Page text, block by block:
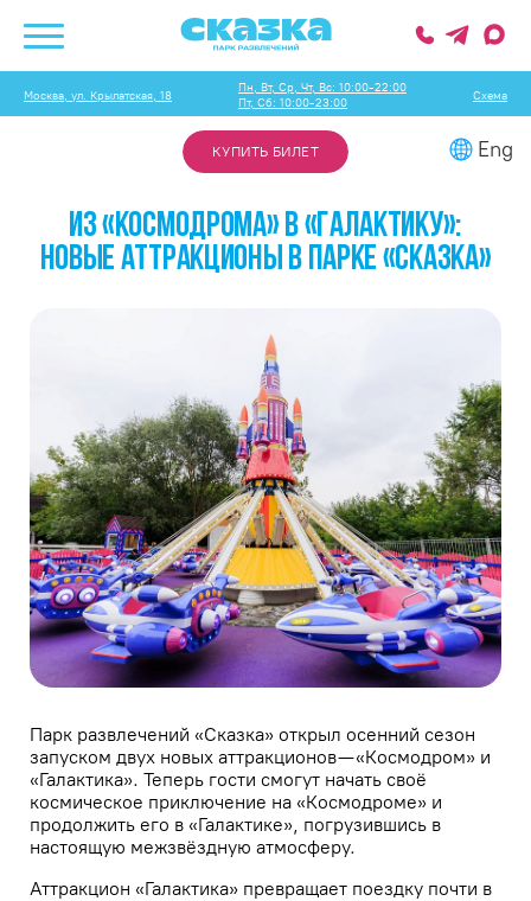
Москва, ул. Крылатская, 18
Пн, Вт, Ср, Чт, Вс: 10:00-22:00
Пт, Сб: 10:00-23:00
Схема
КУПИТЬ БИЛЕТ Eng
ИЗ «КОСМОДРОМА» В «ГАЛАКТИКУ»:
НОВЫЕ АТТРАКЦИОНЫ В ПАРКЕ «СКАЗКА»
Парк развлечений «Сказка» открыл осенний сезон
запуском двух новых аттракционов — «Космодром» и
«Галактика». Теперь гости смогут начать своё
космическое приключение на «Космодроме» и
продолжить его в «Галактике», погрузившись в
настоящую межзвёздную атмосферу.
Аттракцион «Галактика» превращает поездку почти в